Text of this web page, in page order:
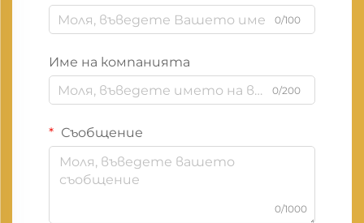
0/100
Име на компанията
0/200
Съобщение
0/1000